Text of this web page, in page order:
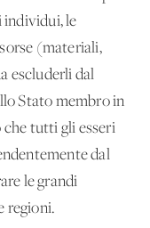
individui, le
(materiali,
escluderli dal
Stato membro in
tutti gli esseri
dal
le grandi
regioni.